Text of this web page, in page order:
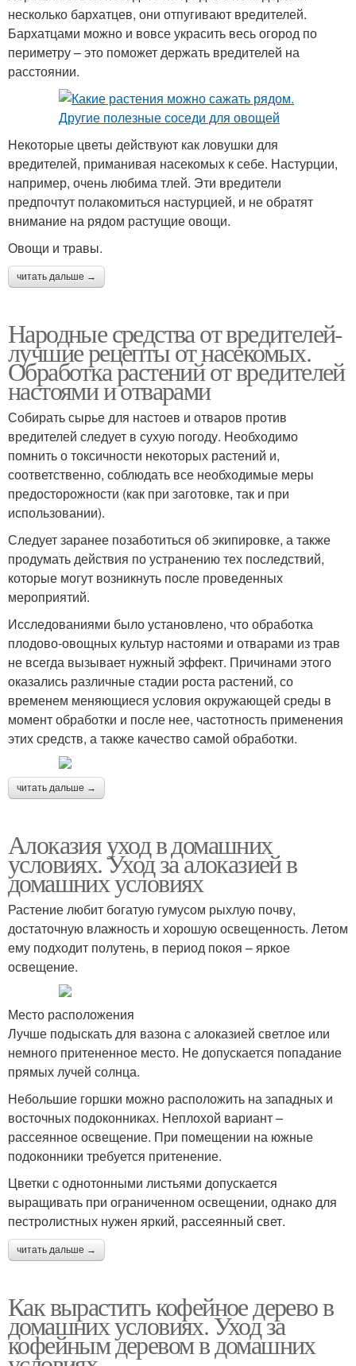
несколько бархатцев, они отпугивают вредителей.
Бархатцами можно и вовсе украсить весь огород по
периметру – это поможет держать вредителей на
расстоянии.
Некоторые цветы действуют как ловушки для
вредителей, приманивая насекомых к себе. Настурции,
например, очень любима тлей. Эти вредители
предпочтут полакомиться настурцией, и не обратят
внимание на рядом растущие овощи.
Овощи и травы.
читать дальше →
Народные средства от вредителей-
лучшие рецепты от насекомых.
Обработка растений от вредителей
настоями и отварами
Собирать сырье для настоев и отваров против
вредителей следует в сухую погоду. Необходимо
помнить о токсичности некоторых растений и,
соответственно, соблюдать все необходимые меры
предосторожности (как при заготовке, так и при
использовании).
Следует заранее позаботиться об экипировке, а также
продумать действия по устранению тех последствий,
которые могут возникнуть после проведенных
мероприятий.
Исследованиями было установлено, что обработка
плодово-овощных культур настоями и отварами из трав
не всегда вызывает нужный эффект. Причинами этого
оказались различные стадии роста растений, со
временем меняющиеся условия окружающей среды в
момент обработки и после нее, частотность применения
этих средств, а также качество самой обработки.
читать дальше →
Алоказия уход в домашних
условиях. Уход за алоказией в
домашних условиях
Растение любит богатую гумусом рыхлую почву,
достаточную влажность и хорошую освещенность. Летом
ему подходит полутень, в период покоя – яркое
освещение.
Место расположения
Лучше подыскать для вазона с алоказией светлое или
немного притененное место. Не допускается попадание
прямых лучей солнца.
Небольшие горшки можно расположить на западных и
восточных подоконниках. Неплохой вариант –
рассеянное освещение. При помещении на южные
подоконники требуется притенение.
Цветки с однотонными листьями допускается
выращивать при ограниченном освещении, однако для
пестролистных нужен яркий, рассеянный свет.
читать дальше →
Как вырастить кофейное дерево в
домашних условиях. Уход за
кофейным деревом в домашних